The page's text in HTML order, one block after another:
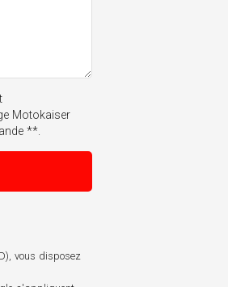
Motokaiser
**.
vous disposez